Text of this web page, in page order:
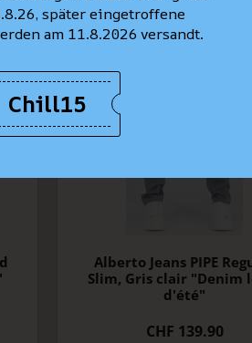
Alberto Jeans PIPE
Slim, Gris clair "Denim
d'été"
CHF 139.90
später eingetroffene
am 11.8.2026 versandt.
Chill15